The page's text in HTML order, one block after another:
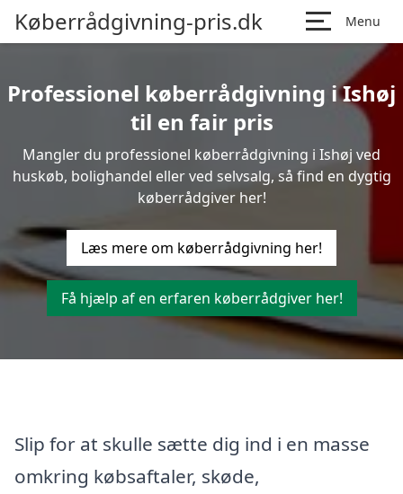
Køberrådgivning-pris.dk Menu
Professionel køberrådgivning i Ishøj
til en fair pris
Mangler du professionel køberrådgivning i Ishøj ved
huskøb, bolighandel eller ved selvsalg, så find en dygtig
køberrådgiver her!
Læs mere om køberrådgivning her!
Få hjælp af en erfaren køberrådgiver her!
Slip for at skulle sætte dig ind i en masse
omkring købsaftaler, skøde,